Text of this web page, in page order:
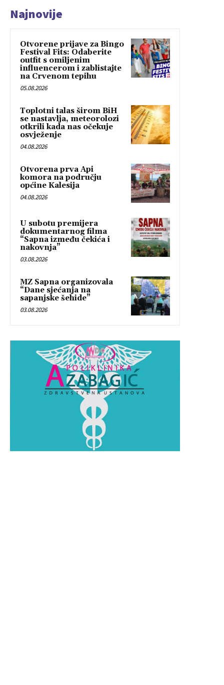
Najnovije
Otvorene prijave za Bingo
Festival Fits: Odaberite
outfit s omiljenim
influencerom i zablistajte
na Crvenom tepihu
05.08.2026
Toplotni talas širom BiH
se nastavlja, meteorolozi
otkrili kada nas očekuje
osvježenje
04.08.2026
Otvorena prva Api
komora na području
općine Kalesija
04.08.2026
U subotu premijera
dokumentarnog filma
“Sapna između čekića i
nakovnja”
03.08.2026
MZ Sapna organizovala
“Dane sjećanja na
sapanjske šehide”
03.08.2026